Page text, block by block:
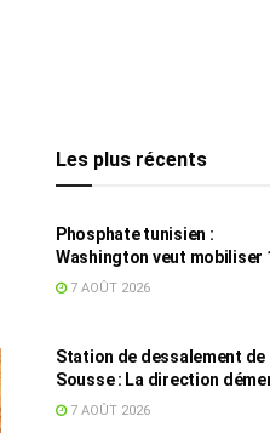
Les plus récents
Phosphate tunisien :
Washington veut mobiliser
millions de dollars, avec la
7 AOÛT 2026
Station de dessalement de
Sousse : La direction
rumeurs sur une eau
7 AOÛT 2026